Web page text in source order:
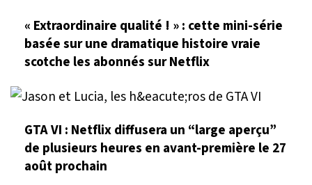
« Extraordinaire qualité ! » : cette mini-série
basée sur une dramatique histoire vraie
scotche les abonnés sur Netflix
GTA VI : Netflix diffusera un “large aperçu”
de plusieurs heures en avant-première le 27
août prochain